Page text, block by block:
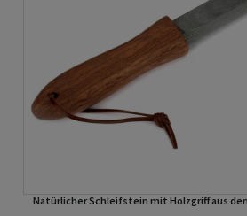
Natürlicher Schleifstein mit Holzgriff aus